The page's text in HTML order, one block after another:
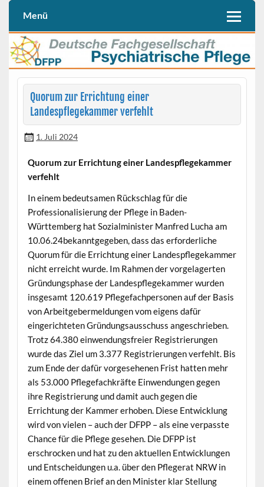
Skip
contentDFPP
Deutschen Fachgesellschaft Psychiatrische Pflege (DFPP e. V.)
Menü
Quorum zur Errichtung einer
Landespflegekammer verfehlt
1. Juli 2024
Quorum zur Errichtung einer Landespflegekammer
verfehlt
In einem bedeutsamen Rückschlag für die
Professionalisierung der Pflege in Baden-
Württemberg hat Sozialminister Manfred Lucha am
10.06.24bekanntgegeben, dass das erforderliche
Quorum für die Errichtung einer Landespflegekammer
nicht erreicht wurde. Im Rahmen der vorgelagerten
Gründungsphase der Landespflegekammer wurden
insgesamt 120.619 Pflegefachpersonen auf der Basis
von Arbeitgebermeldungen vom eigens dafür
eingerichteten Gründungsausschuss angeschrieben.
Trotz 64.380 einwendungsfreier Registrierungen
wurde das Ziel um 3.377 Registrierungen verfehlt. Bis
zum Ende der dafür vorgesehenen Frist hatten mehr
als 53.000 Pflegefachkräfte Einwendungen gegen
ihre Registrierung und damit auch gegen die
Errichtung der Kammer erhoben. Diese Entwicklung
wird von vielen – auch der DFPP – als eine verpasste
Chance für die Pflege gesehen. Die DFPP ist
erschrocken und hat zu den aktuellen Entwicklungen
und Entscheidungen u.a. über den Pflegerat NRW in
einem offenen Brief an den Minister klar Stellung